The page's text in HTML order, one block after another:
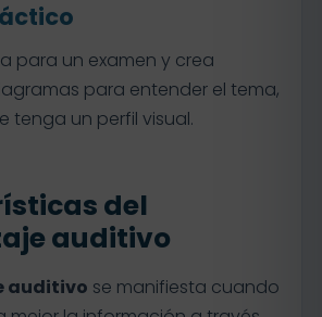
para un examen y crea
para entender el tema,
tenga un perfil visual.
del
auditivo
auditivo se manifiesta cuando